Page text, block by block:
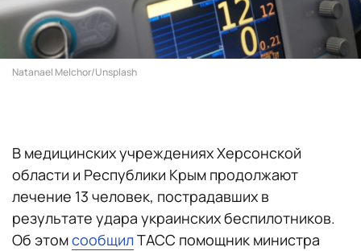
Natanael Melchor/Unsplash
В медицинских учреждениях Херсонской
области и Республики Крым продолжают
лечение 13 человек, пострадавших в
результате удара украинских беспилотников.
Об этомсообщилТАСС помощник министра